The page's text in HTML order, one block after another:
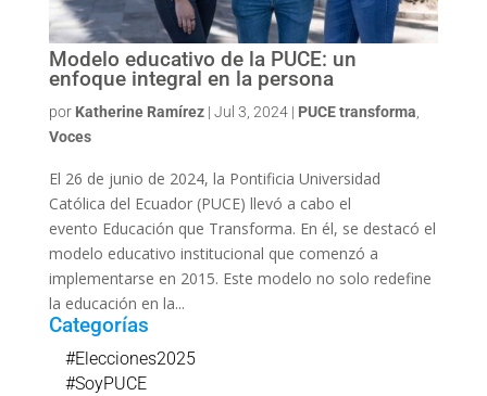
Modelo educativo de la PUCE: un
enfoque integral en la persona
por Katherine Ramírez| Jul 3, 2024| PUCE transforma
Voces
El 26 de junio de 2024, la Pontificia Universidad
Católica del Ecuador (PUCE) llevó a cabo el
evento Educación que Transforma. En él, se destacó el
modelo educativo institucional que comenzó a
implementarse en 2015. Este modelo no solo redefine
la educación en la...
Categorías
#Elecciones2025
#SoyPUCE